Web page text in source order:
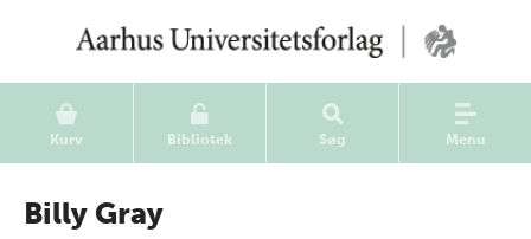
Kurv Bibliotek Søg Menu
Billy Gray